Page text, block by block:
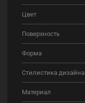
Цвет
Поверхность
Форма
Стилистика дизайна
Материал